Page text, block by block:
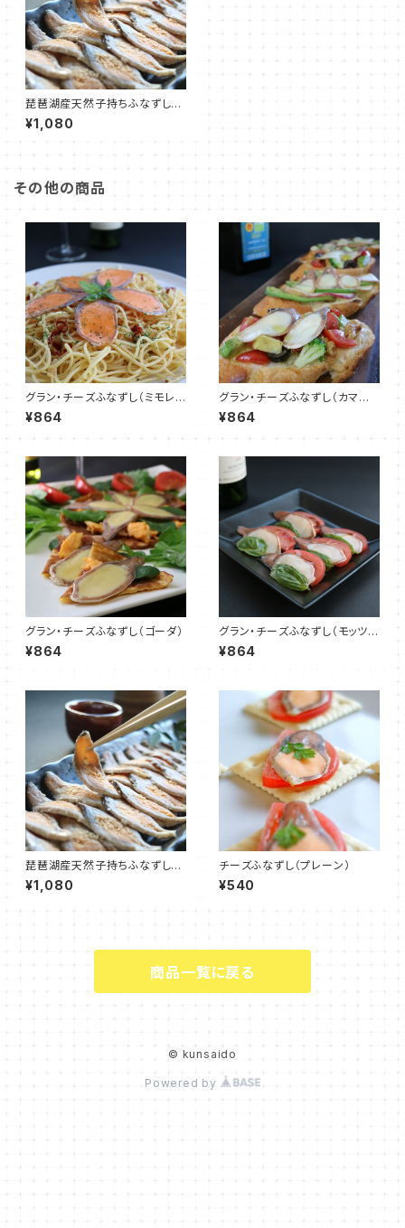
琵琶湖産天然子持ちふなずし
（飯漬）
¥1,080
その他の商品
グラン・チーズふなずし（ミモレッ
ト）
¥864
グラン・チーズふなずし（カマン
ベール）
¥864
グラン・チーズふなずし（ゴーダ）
¥864
グラン・チーズふなずし（モッツァ
レラ）
¥864
琵琶湖産天然子持ちふなずし
（飯漬）
¥1,080
チーズふなずし（プレーン）
¥540
商品一覧に戻る
© kunsaido
Powered by